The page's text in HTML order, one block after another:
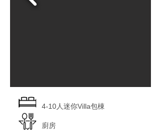
4-10人迷你Villa包棟
廚房